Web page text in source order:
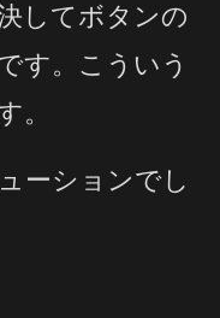
してボタンの
す。こういう
。
ーションでし